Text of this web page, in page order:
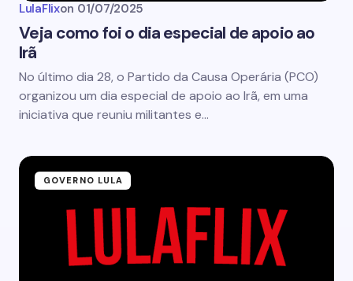
LulaFlixon 01/07/2025
Veja como foi o dia especial de apoio ao
Irã
No último dia 28, o Partido da Causa Operária (PCO)
organizou um dia especial de apoio ao Irã, em uma
iniciativa que reuniu militantes e…
GOVERNO LULA